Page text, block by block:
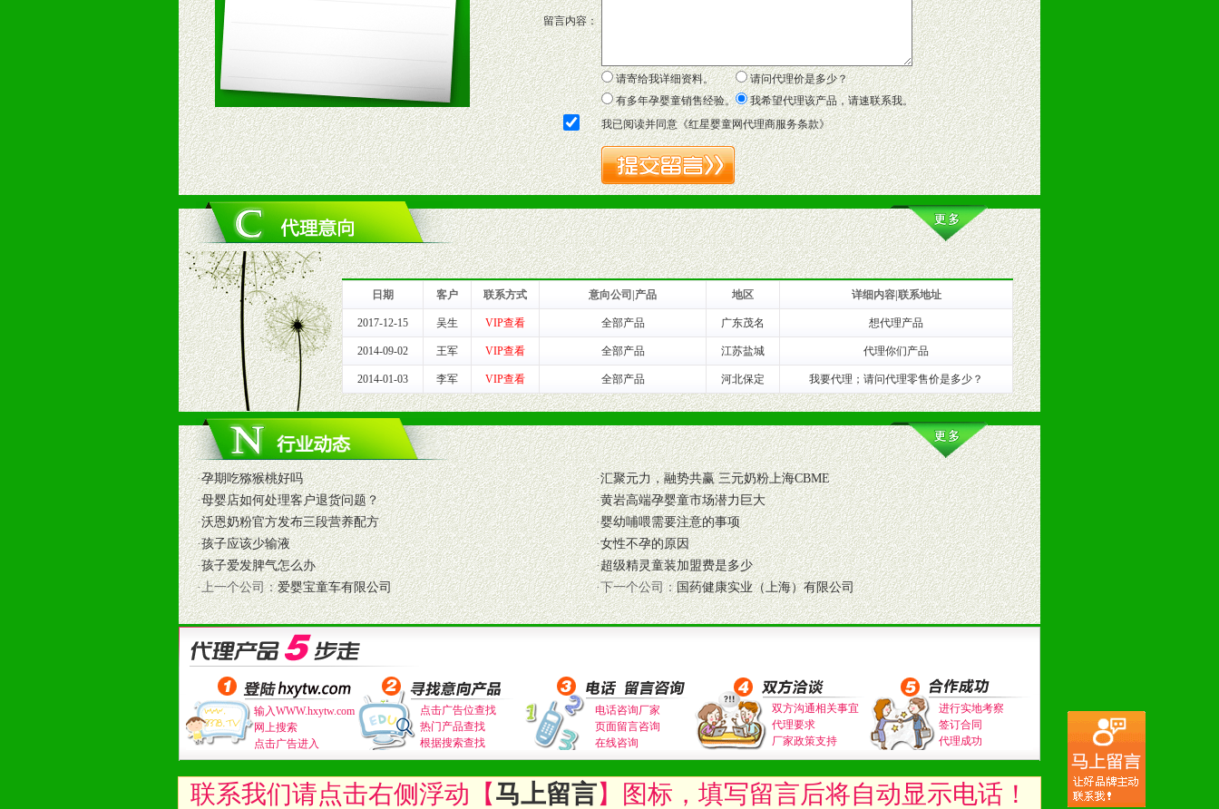
3、对代理商、经销商提供公司资执证明复印件，财务以帐单，税务发票，产品质量报告检测单，产品批号；
4、营销技术支持：因地制宜，采取方案，专家顾问团提供专柜、社区、HS、名人营销等各种模式市场实战操作方案。
5、返利奖励支持：累计进货奖励，年终完成任务返利。
6、售后服务支持：营销全程跟踪服务，提供企划、咨询、培训等企业售后服务。
7、退换货支持：诚信为本的退换货保障制度，使经销商市场操作全程无忧。
十、代理条件
1、拥有婴幼儿产品经销网络，营养品或保健食品相关渠道者。
2、认同公司产品及经营理念，有良好的商业道德，良好的商誉，良好的市场网络的公司及销售自然人。
3、严格按照统一最低渠道价格，统一最低零售价销售，保证良性的价格体系，保证均衡的利润体系。
4、具有一定的资金实力，良好的商业信誉，具备地理区位优势。
5、为维护区域经销商利益，不得窜货。
十一、公司支持
1、免费人员培训支持
由销售明星、业务拓展能手、专业营养师、儿童营养专家为客户提供包括销售、营养、售后服务等各项专业培训。
2、终端宣传品支持
提供全国统一的产品手册、妈妈手册、VI手册、专柜、POP终端宣传物料、多样化的促销物品、礼品等。
3、大型促销活动支持
根据市场开发需要，为代理商、经销商提供活动策划，物料支持、人员支持等。媒体宣传支持
专业的孕婴童媒体、杂志、直销目录等全国性投放，扩大产品体宣传支持
专业的孕婴童媒体、杂志、直销目录等全国性投放，扩大产品宣传，提高产品美誉度。
4、专业完善的售后服务支持
5、确保经销商相应区域内的独家垄断性经营权益。
6、实施经营管理支持，根据经销商销售情况派人员驻地指导。
7、严格控制价格的波动，并给予相应的政策，充分保证经销产品丰厚的利润空间和市场经营的高额回报。
8、提供合理的退换货保障制度，保证经销商合作零风险。
9、及时有力的推出各种终端促销活动来帮助经销商启动和拉动市场销售，提供终端物料及宣传促销用品的支持。（包括POP、彩页、手提袋、易
拉宝、海报、试用装等）
10、提供信息支持，使经销商商融入公司经营中，充分了解来自公司的行销计划，产品的发展，以及行业市场的趋势与流行。
11、提供方便、快捷、灵活、安全、高效和准确的后勤配送物。
12、不断寻求国际前缘产品，完善母婴、儿童产品品类，为中国妈妈、宝宝提供完善的营养健康产品和宣传普及营养建康知识。为经销商、分销商
和终端客户提供更好的支持和服务。
十二、加盟方法
1、通过电话、邮件、网上留言等方式与我公司相关负责人取得联系。
留言内容：
请寄给我详细资料。
请问代理价是多少？
有多年孕婴童销售经验。
我希望代理该产品，请速联系我。
我已阅读并同意《红星婴童网代理商服务条款》
日期 客户 联系方式 意向公司|产品 地区 详细内容|联系地址
2017-12-15 吴生 VIP查看 全部产品 广东茂名 想代理产品
2014-09-02 王军 VIP查看 全部产品 江苏盐城 代理你们产品
2014-01-03 李军 VIP查看 全部产品 河北保定 我要代理；请问代理零售价是多少？
·孕期吃猕猴桃好吗 ·汇聚元力，融势共赢 三元奶粉上海CBME
·母婴店如何处理客户退货问题？ ·黄岩高端孕婴童市场潜力巨大
·沃恩奶粉官方发布三段营养配方 ·婴幼哺喂需要注意的事项
·孩子应该少输液 ·女性不孕的原因
·孩子爱发脾气怎么办 ·超级精灵童装加盟费是多少
·上一个公司：爱婴宝童车有限公司 ·下一个公司：国药健康实业（上海）有限公司
输入WWW.hxytw.com
网上搜索
点击广告进入
点击广告位查找
热门产品查找
根据搜索查找
电话咨询厂家
页面留言咨询
在线咨询
双方沟通相关事宜
代理要求
厂家政策支持
进行实地考察
签订合同
代理成功
联系我们请点击右侧浮动【马上留言】图标，填写留言后将自动显示电话！